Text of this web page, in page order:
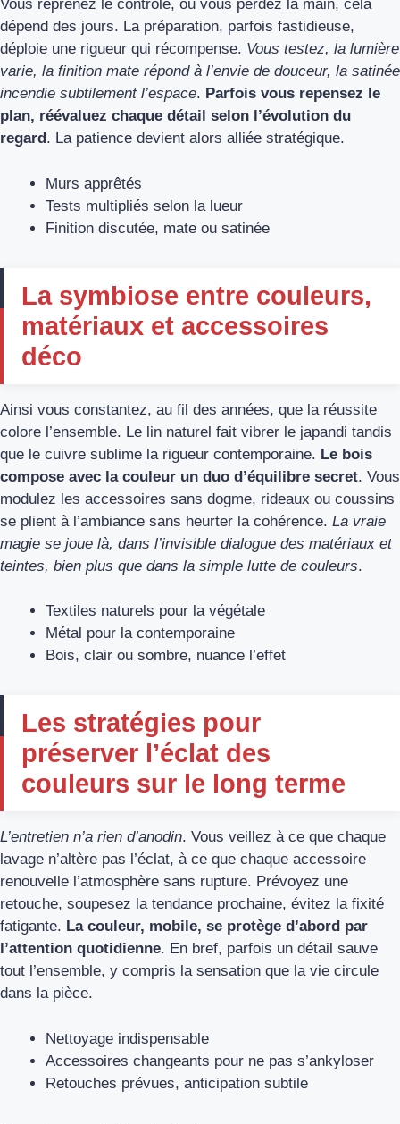
Vous reprenez le contrôle, ou vous perdez la main, cela
dépend des jours. La préparation, parfois fastidieuse,
déploie une rigueur qui récompense. Vous testez, la lumière
varie, la finition mate répond à l’envie de douceur, la satinée
incendie subtilement l’espace. Parfois vous repensez le
plan, réévaluez chaque détail selon l’évolution du
regard . La patience devient alors alliée stratégique.
Murs apprêtés
Tests multipliés selon la lueur
Finition discutée, mate ou satinée
La symbiose entre couleurs,
matériaux et accessoires
déco
Ainsi vous constantez, au fil des années, que la réussite
colore l’ensemble. Le lin naturel fait vibrer le japandi tandis
que le cuivre sublime la rigueur contemporaine. Le bois
compose avec la couleur un duo d’équilibre secret. Vous
modulez les accessoires sans dogme, rideaux ou coussins
se plient à l’ambiance sans heurter la cohérence. La vraie
magie se joue là, dans l’invisible dialogue des matériaux et
teintes, bien plus que dans la simple lutte de couleurs.
Textiles naturels pour la végétale
Métal pour la contemporaine
Bois, clair ou sombre, nuance l’effet
Les stratégies pour
préserver l’éclat des
couleurs sur le long terme
L’entretien n’a rien d’anodin. Vous veillez à ce que chaque
lavage n’altère pas l’éclat, à ce que chaque accessoire
renouvelle l’atmosphère sans rupture. Prévoyez une
retouche, soupesez la tendance prochaine, évitez la fixité
fatigante. La couleur, mobile, se protège d’abord par
l’attention quotidienne. En bref, parfois un détail sauve
tout l’ensemble, y compris la sensation que la vie circule
dans la pièce.
Nettoyage indispensable
Accessoires changeants pour ne pas s’ankyloser
Retouches prévues, anticipation subtile